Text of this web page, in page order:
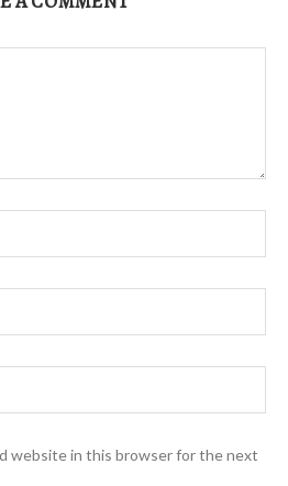
website in this browser for the next